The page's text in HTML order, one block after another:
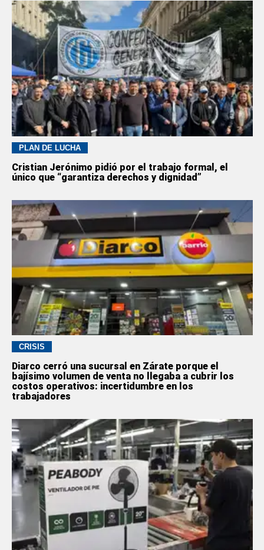
PLAN DE LUCHA
Cristian Jerónimo pidió por el trabajo formal, el
único que “garantiza derechos y dignidad”
CRISIS
Diarco cerró una sucursal en Zárate porque el
bajísimo volumen de venta no llegaba a cubrir los
costos operativos: incertidumbre en los
trabajadores